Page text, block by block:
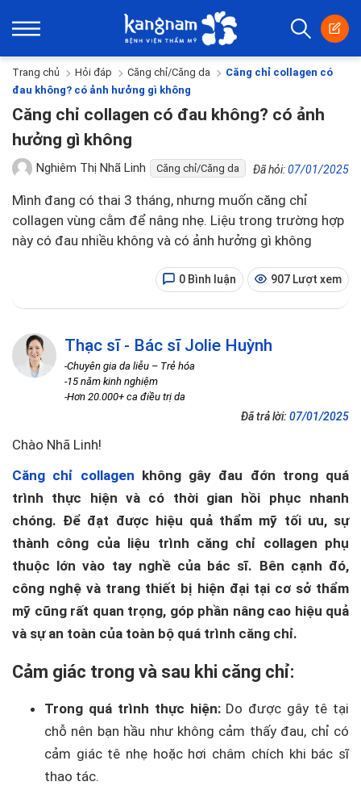
Trang chủ Hỏi đáp Căng chỉ/Căng da
Căng chỉ collagen có
đau không? có ảnh hưởng gì không
Căng chỉ collagen có đau không? có ảnh
hưởng gì không
Nghiêm Thị Nhã Linh Căng chỉ/Căng da Đã hỏi:07/01/2025
Mình đang có thai 3 tháng, nhưng muốn căng chỉ
collagen vùng cằm để nâng nhẹ. Liệu trong trường hợp
này có đau nhiều không và có ảnh hưởng gì không
0 Bình luận 907 Lượt xem
Thạc sĩ - Bác sĩ Jolie Huỳnh
-Chuyên gia da liễu – Trẻ hóa
-15 năm kinh nghiệm
-Hơn 20.000+ ca điều trị da
Đã trả lời: 07/01/2025
Chào Nhã Linh!
Căng chỉ collagen không gây đau đớn trong quá
trình thực hiện và có thời gian hồi phục nhanh
chóng. Để đạt được hiệu quả thẩm mỹ tối ưu, sự
thành công của liệu trình căng chỉ collagen phụ
thuộc lớn vào tay nghề của bác sĩ. Bên cạnh đó,
công nghệ và trang thiết bị hiện đại tại cơ sở thẩm
mỹ cũng rất quan trọng, góp phần nâng cao hiệu quả
và sự an toàn của toàn bộ quá trình căng chỉ.
Cảm giác trong và sau khi căng chỉ:
Trong quá trình thực hiện:Do được gây tê tại
chỗ nên bạn hầu như không cảm thấy đau, chỉ có
cảm giác tê nhẹ hoặc hơi châm chích khi bác sĩ
thao tác.